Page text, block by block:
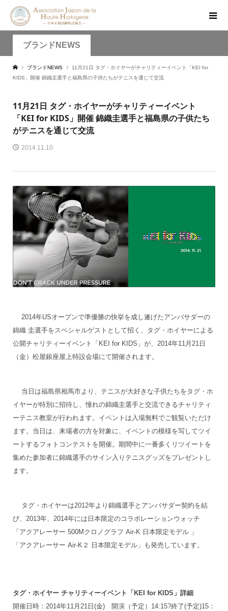
ブランドNEWS
ブランドNEWS
11月21日 タグ・ホイヤーがチャリティーイベント「KEI for
KIDS」開催 錦織圭選手と福島県の子供たちがテニスを通じて交流
11月21日 タグ・ホイヤーがチャリティーイベント
「KEI for KIDS」開催 錦織圭選手と福島県の子供たち
がテニスを通じて交流
2014.11.10
2014年USオープンで準優勝の快挙を成し遂げたアンバサダーの
錦織 圭選手をスペシャルゲストとして招く、タグ・ホイヤーによる
公開チャリティーイベント「KEI for KIDS」が、2014年11月21日
（金）松屋銀座屋上特設会場にて開催されます。
当日は福島県相馬市より、テニスが大好きな子供たちをタグ・ホ
イヤーが特別に招待し、憧れの錦織圭選手と交流できるチャリティ
ーテニス教室が行われます。イベントは入場無料でご観覧いただけ
ます。当日は、来場者の方を対象に、イベントの模様を写してツイ
ートするフォトコンテストを開催。期間中に一番多くリツイートを
集めた参加者に錦織選手のサイン入りテニスグッズをプレゼントし
ます。
タグ・ホイヤーは2012年より錦織選手とアンバサダー契約を結
び、2013年、2014年には日本限定のコラボレーションウォッチ
「アクアレーサー 500Mクロノグラフ Air-K 日本限定モデル 」
「アクアレーサー Air-K２ 日本限定モデル」も発売しています。
タグ・ホイヤー チャリティーイベント「KEI for KIDS」詳細
開催日時：2014年11月21日(金) 開演（予定）14:15?終了(予定)15：